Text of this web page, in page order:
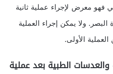
فهو معرض لإجراء عملية ثانية
ولا يمكن إجراء العملية
الأولى.
الطبية بعد عملية